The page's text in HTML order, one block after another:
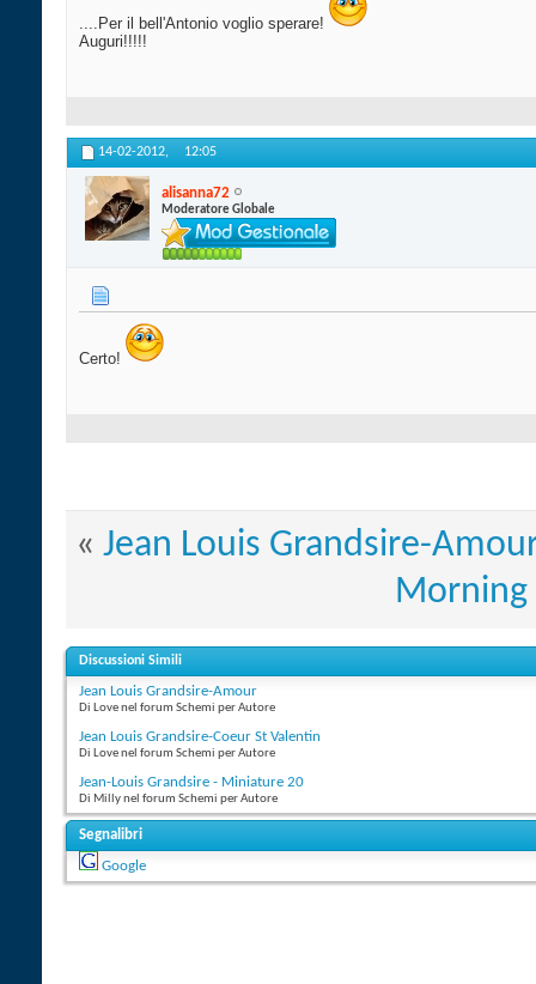
....Per il bell'Antonio voglio sperare!
Auguri!!!!!
14-02-2012, 12:05
alisanna72
Moderatore Globale
Certo!
« Jean Louis Grandsire-
Morning
Discussioni Simili
Jean Louis Grandsire-Amour
Di Love nel forum Schemi per Autore
Jean Louis Grandsire-Coeur St Valentin
Di Love nel forum Schemi per Autore
Jean-Louis Grandsire - Miniature 20
Di Milly nel forum Schemi per Autore
Segnalibri
Google